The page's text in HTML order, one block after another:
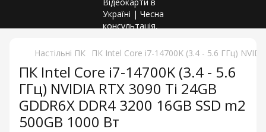
Настільні ПК ПК Intel Core i7-14700K (3.4 - 5.6 ГГц)
ПК Intel Core i7-14700K (3.4 - 5.6
ГГц) NVIDIA RTX 3090 Ti 24GB
GDDR6X DDR4 3200 16GB SSD m2
500GB 1000 Вт